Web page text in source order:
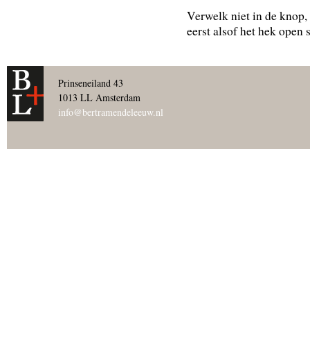
Verwelk niet in de
eerst alsof het hek open
Prinseneiland 43
1013 LL Amsterdam
info@bertramendeleeuw.nl